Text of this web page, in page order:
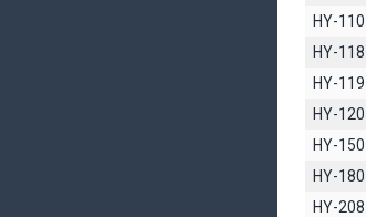
HY-110
HY-118
HY-119
HY-120
HY-150
HY-180
HY-208